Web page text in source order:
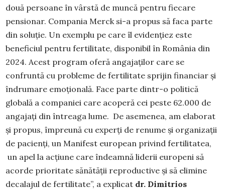
două persoane în vârstă de muncă pentru fiecare
pensionar. Compania Merck si-a propus să faca parte
din soluție. Un exemplu pe care îl evidențiez este
beneficiul pentru fertilitate, disponibil în România din
2024. Acest program oferă angajaților care se
confruntă cu probleme de fertilitate sprijin financiar și
îndrumare emoțională. Face parte dintr-o politică
globală a companiei care acoperă cei peste 62.000 de
angajați din întreaga lume. De asemenea, am elaborat
și propus, împreună cu experți de renume și organizații
de pacienți, un Manifest european privind fertilitatea,
un apel la acțiune care îndeamnă liderii europeni să
acorde prioritate sănătății reproductive și să elimine
decalajul de fertilitate”, a explicat dr. Dimitrios